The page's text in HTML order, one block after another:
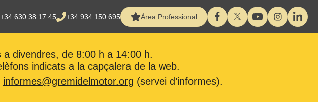
+34 630 38 17 45 +34 934 150 695 Àrea Professional
a divendres, de 8:00 h a 14:00 h.
indicats a la capçalera de la web.
informes@gremidelmotor.org (servei d’informes).